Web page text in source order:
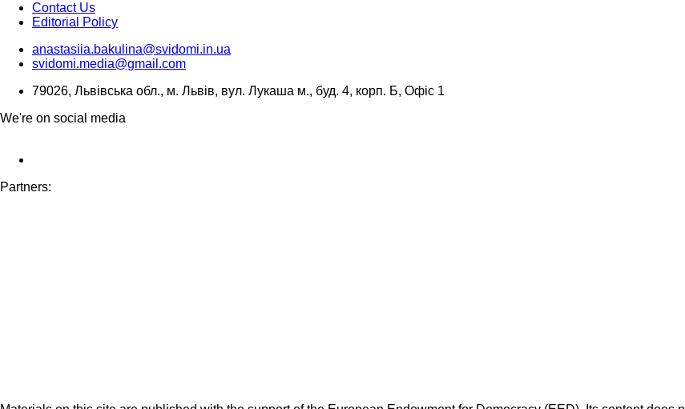
Contact Us
Editorial Policy
anastasiia.bakulina@svidomi.in.ua
svidomi.media@gmail.com
79026, Львівська обл., м. Львів, вул. Лукаша м., буд. 4, корп. Б, Офіс 1
We're on social media
Partners: